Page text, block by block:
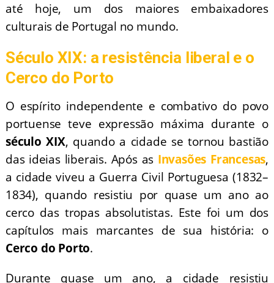
até hoje, um dos maiores embaixadores
culturais de Portugal no mundo.
Século XIX: a resistência liberal e o
Cerco do Porto
O espírito independente e combativo do povo
portuense teve expressão máxima durante o
século XIX, quando a cidade se tornou bastião
das ideias liberais. Após as Invasões Francesas,
a cidade viveu a Guerra Civil Portuguesa (1832–
1834), quando resistiu por quase um ano ao
cerco das tropas absolutistas. Este foi um dos
capítulos mais marcantes de sua história: o
Cerco do Porto.
Durante quase um ano, a cidade resistiu